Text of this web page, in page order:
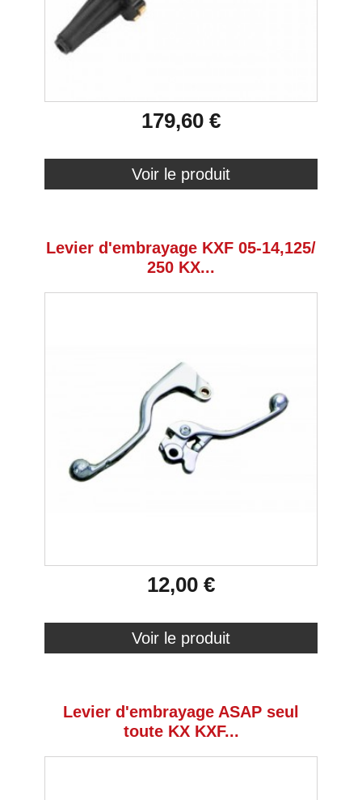
179,60 €
Voir le produit
Levier d'embrayage KXF 05-14,125/
250 KX...
12,00 €
Voir le produit
Levier d'embrayage ASAP seul
toute KX KXF...